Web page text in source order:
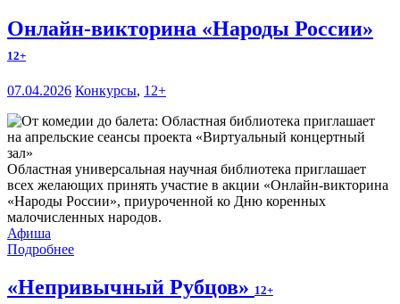
Онлайн-викторина «Народы России»
12+
07.04.2026 Конкурсы, 12+
Областная универсальная научная библиотека приглашает
всех желающих принять участие в акции «Онлайн-викторина
«Народы России», приуроченной ко Дню коренных
малочисленных народов.
Афиша
Подробнее
«Непривычный Рубцов» 12+